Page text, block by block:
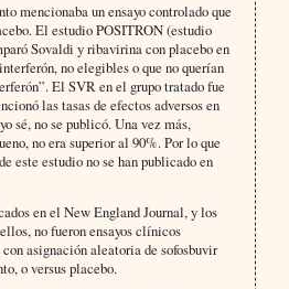
mencionaba un ensayo controlado que
El estudio POSITRON (estudio
Sovaldi y ribavirina con placebo en
no elegibles o que no querían
El SVR en el grupo tratado fue
las tasas de efectos adversos en
sé, no se publicó. Una vez más,
no era superior al 90%. Por lo que
este estudio no se han publicado en
en el New England Journal, y los
no fueron ensayos clínicos
asignación aleatoria de sofosbuvir
o versus placebo.